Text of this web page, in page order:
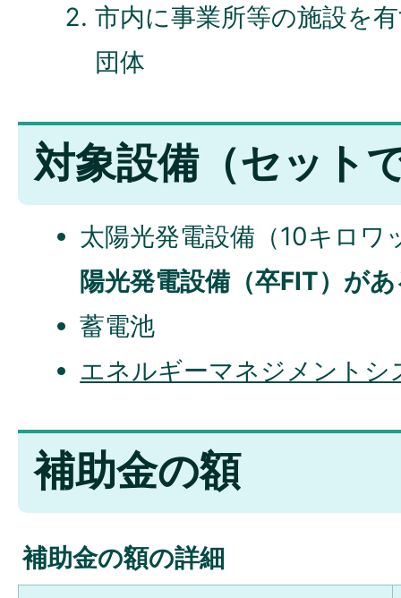
市内に事業所等の施設を
団体
対象設備（セット
太陽光発電設備（10キロワ
陽光発電設備（卒FIT）が
蓄電池
エネルギーマネジメントシ
補助金の額
補助金の額の詳細